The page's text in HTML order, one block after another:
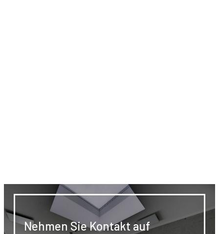
Nehmen Sie Kontakt auf